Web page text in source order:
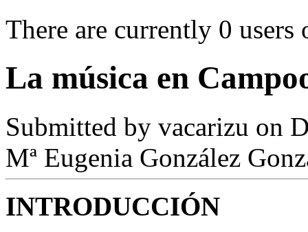
There are currently 0 users
La música en
Submitted by vacarizu on
Mª Eugenia González
INTRODUCCIÓN